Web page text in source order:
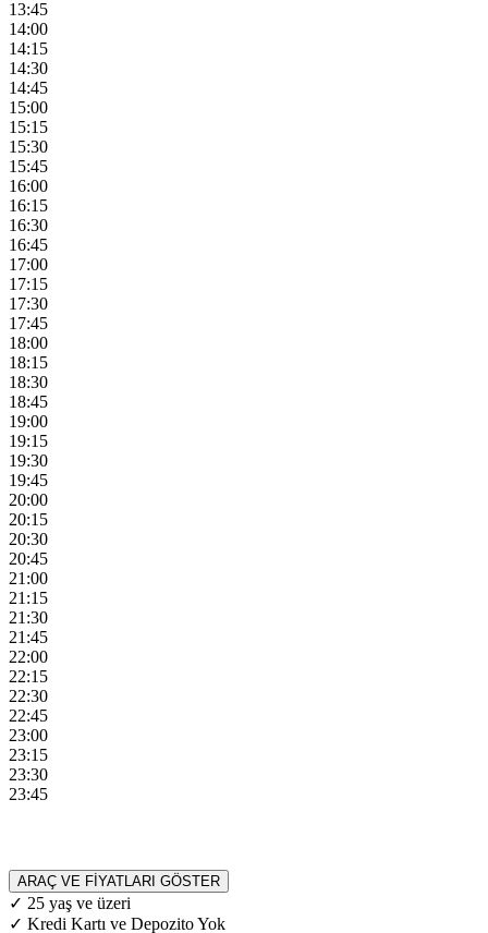
13:45
14:00
14:15
14:30
14:45
15:00
15:15
15:30
15:45
16:00
16:15
16:30
16:45
17:00
17:15
17:30
17:45
18:00
18:15
18:30
18:45
19:00
19:15
19:30
19:45
20:00
20:15
20:30
20:45
21:00
21:15
21:30
21:45
22:00
22:15
22:30
22:45
23:00
23:15
23:30
23:45
ARAÇ VE FİYATLARI GÖSTER
✓ 25 yaş ve üzeri
✓ Kredi Kartı ve Depozito Yok